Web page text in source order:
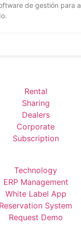
de gestión para
Rental
Sharing
Dealers
Corporate
Subscription
Technology
ERP Management
White Label App
Reservation System
Request Demo